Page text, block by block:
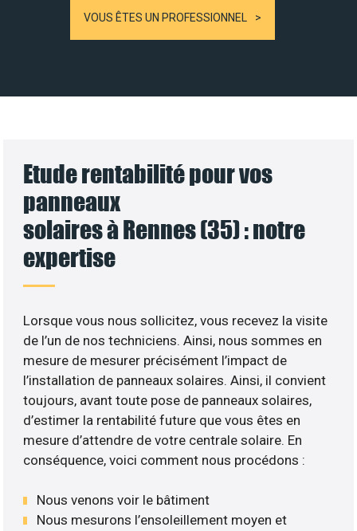
VOUS ÊTES UN PROFESSIONNEL
Etude rentabilité pour vos
panneaux
solaires à Rennes (35) : notre
expertise
Lorsque vous nous sollicitez, vous recevez la visite
de l’un de nos techniciens. Ainsi, nous sommes en
mesure de mesurer précisément l’impact de
l’installation de panneaux solaires. Ainsi, il convient
toujours, avant toute pose de panneaux solaires,
d’estimer la rentabilité future que vous êtes en
mesure d’attendre de votre centrale solaire. En
conséquence, voici comment nous procédons :
Nous venons voir le bâtiment
Nous mesurons l’ensoleillement moyen et